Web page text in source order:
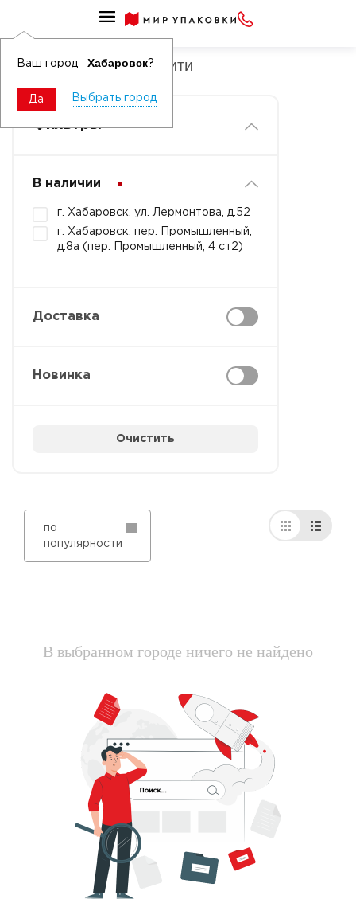
Ваш город Хабаровск?
Да Выбрать город
Ассортимент тайди-сити
Фильтры
В наличии
г. Хабаровск, ул. Лермонтова, д.52
г. Хабаровск, пер. Промышленный,
д.8а (пер. Промышленный, 4 ст2)
Доставка
Новинка
Очистить
по
популярности
В выбранном городе ничего не найдено